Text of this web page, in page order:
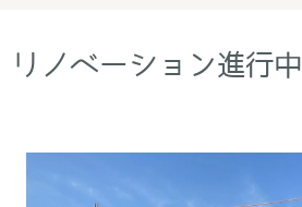
リノベーション進行中